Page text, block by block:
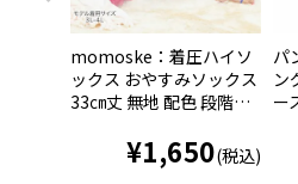
momoske：着圧ハイソ
ックス おやすみソックス
33㎝丈 無地 配色 段階着
¥1,650(税込)
パ
ン
ー